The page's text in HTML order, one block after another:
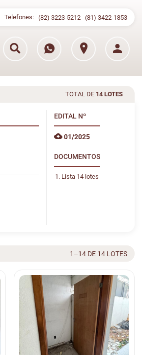
Telefones: (82) 3223-5212 (81) 3422-1853
TOTAL DE 14 LOTES
EDITAL Nº
01/2025
DOCUMENTOS
Lista 14 lotes
1–14 DE 14 LOTES